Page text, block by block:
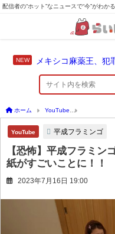
配信者の“ホット”なニュースで“今”がわかる
ホーム YouTube
YouTube 平成フラミンゴ
【恐怖】平成フラミン
紙がすごいことに！！
2023年7月16日 19:00